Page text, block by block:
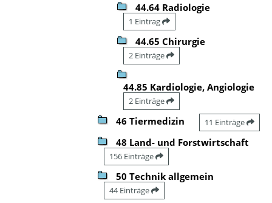
44.64 Radiologie
1 Eintrag
44.65 Chirurgie
2 Einträge
44.85 Kardiologie, Angiologie
2 Einträge
46 Tiermedizin 11 Einträge
48 Land- und Forstwirtschaft
156 Einträge
50 Technik allgemein
44 Einträge